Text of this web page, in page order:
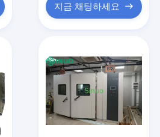
지금 채팅하세요